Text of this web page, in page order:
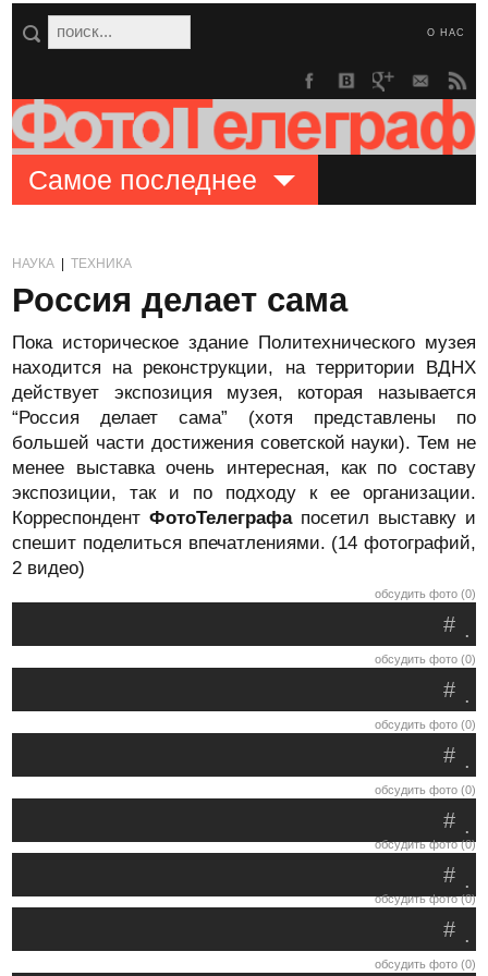
О НАС
Самое последнее
НАУКА |ТЕХНИКА
Россия делает сама
Пока историческое здание Политехнического музея
находится на реконструкции, на территории ВДНХ
действует экспозиция музея, которая называется
“Россия делает сама” (хотя представлены по
большей части достижения советской науки). Тем не
менее выставка очень интересная, как по составу
экспозиции, так и по подходу к ее организации.
КорреспондентФотоТелеграфапосетил выставку и
спешит поделиться впечатлениями. (14 фотографий,
2 видео)
обсудить фото (0)
.
#
обсудить фото (0)
.
#
обсудить фото (0)
.
#
обсудить фото (0)
.
#
обсудить фото (0)
.
#
обсудить фото (0)
.
#
обсудить фото (0)